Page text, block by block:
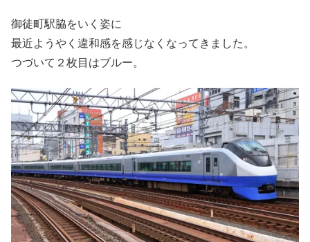
御徒町駅脇をいく姿に
最近ようやく違和感を感じなくなってきました。
つづいて２枚目はブルー。